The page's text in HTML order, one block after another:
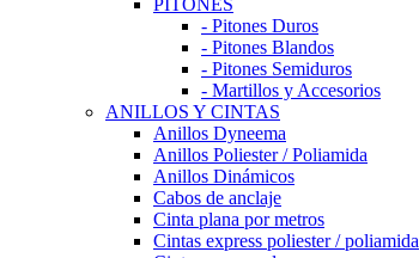
PITONES
- Pitones Duros
- Pitones Blandos
- Pitones Semiduros
- Martillos y Accesorios
ANILLOS Y CINTAS
Anillos Dyneema
Anillos Poliester / Poliamida
Anillos Dinámicos
Cabos de anclaje
Cinta plana por metros
Cintas express poliester / poliamida